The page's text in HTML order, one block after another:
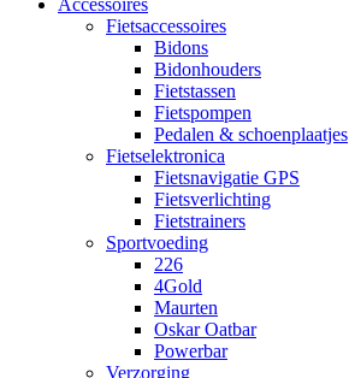
Accessoires
Fietsaccessoires
Bidons
Bidonhouders
Fietstassen
Fietspompen
Pedalen & schoenplaatjes
Fietselektronica
Fietsnavigatie GPS
Fietsverlichting
Fietstrainers
Sportvoeding
226
4Gold
Maurten
Oskar Oatbar
Powerbar
Verzorging